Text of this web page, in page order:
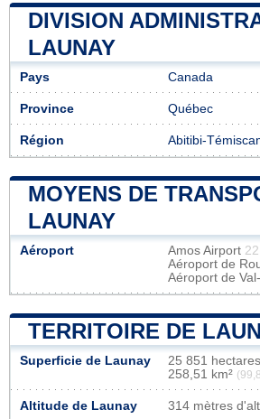
DIVISION
LAUNAY
Pays Canada
Province Québec
Région Abitibi-
MOYENS DE
LAUNAY
Aéroport Amos Airport
Aéroport de
Aéroport de
TERRITOIRE DE
Superficie de Launay
25 851 hectares
258,51 km²
Altitude de Launay 314 mètres